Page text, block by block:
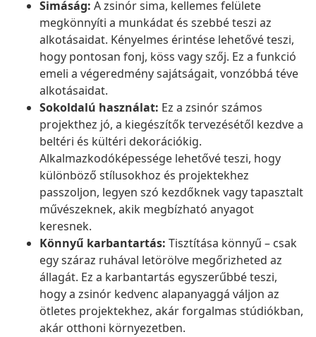
Simáság: A zsinór sima, kellemes felülete
megkönnyíti a munkádat és szebbé teszi az
alkotásaidat. Kényelmes érintése lehetővé teszi,
hogy pontosan fonj, köss vagy szőj. Ez a funkció
emeli a végeredmény sajátságait, vonzóbbá téve
alkotásaidat.
Sokoldalú használat: Ez a zsinór számos
projekthez jó, a kiegészítők tervezésétől kezdve a
beltéri és kültéri dekorációkig.
Alkalmazkodóképessége lehetővé teszi, hogy
különböző stílusokhoz és projektekhez
passzoljon, legyen szó kezdőknek vagy tapasztalt
művészeknek, akik megbízható anyagot
keresnek.
Könnyű karbantartás: Tisztítása könnyű – csak
egy száraz ruhával letörölve megőrizheted az
állagát. Ez a karbantartás egyszerűbbé teszi,
hogy a zsinór kedvenc alapanyaggá váljon az
ötletes projektekhez, akár forgalmas stúdiókban,
akár otthoni környezetben.